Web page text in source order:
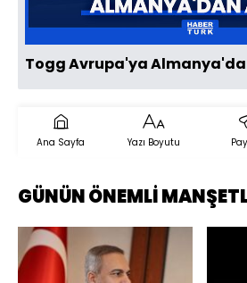
Togg Avrupa'ya
Ana Sayfa Yazı Boyutu
GÜNÜN ÖNEMLİ